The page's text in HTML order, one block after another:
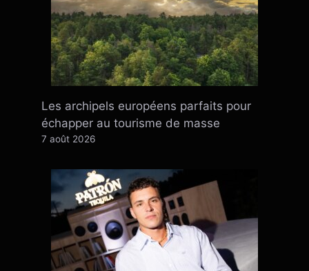
Les archipels européens parfaits pour
échapper au tourisme de masse
7 août 2026